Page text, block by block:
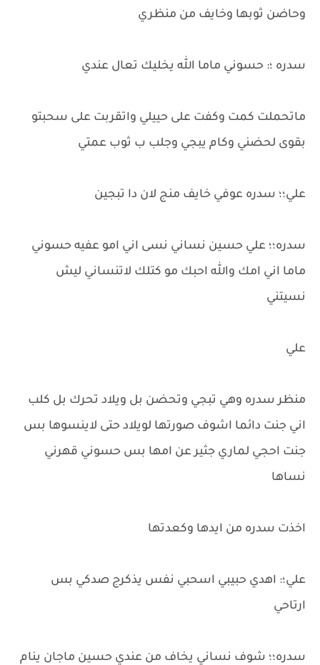
وحاضن ثوبها وخايف من منظري
سدره ؛: حسوني ماما الله يخليك تعال عندي
ماتحملت كمت وكفت على حييلي واتقربت على سحبتو
بقوى لحضني وكام يبجي وجلب ب ثوب عمتي
علي؛؛ سدره عوفي خايف منج لان دا تبجين
سدره؛؛ علي حسين نساني نسى اني امو عفيه حسوني
ماما اني امك والله احبك مو كتلك لاتنساني ليش
نسيتني
علي
منظر سدره وهي تبجي وتحضن بل ويلاد تحرك بل كلب
اني جنت دائما اشوف صورتها لويلاد حتى لاينسوها بس
جنت احجي لماري جثير عن امها بس حسوني قهرني
نساها
اخذت سدره من ايدها وكعدتها
علي؛: اهدي حبيبي اسحبي نفس يذكرج صدكي بس
ارتاحي
سدره؛؛ شوف نساني يخاف من عندي حسين ماجان ينام